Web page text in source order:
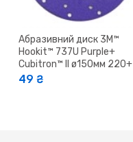
Абразивний диск 3M™
Hookit™ 737U Purple+
Cubitron™ II ø150мм 220+
49 ₴